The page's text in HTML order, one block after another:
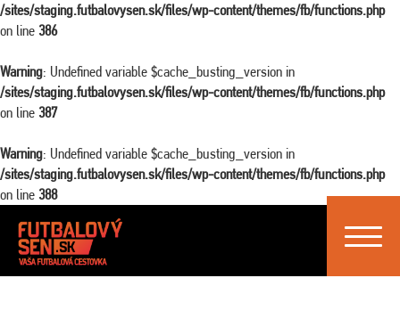
/sites/staging.futbalovysen.sk/files/wp-content/themes/fb/functions.php
on line 386
Warning: Undefined variable $cache_busting_version in
/sites/staging.futbalovysen.sk/files/wp-content/themes/fb/functions.php
on line 387
Warning: Undefined variable $cache_busting_version in
/sites/staging.futbalovysen.sk/files/wp-content/themes/fb/functions.php
on line 388
Toggle